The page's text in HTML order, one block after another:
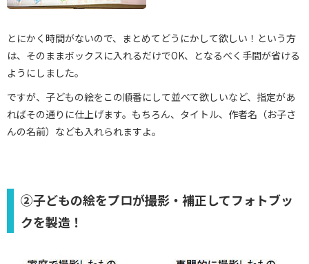
とにかく時間がないので、まとめてどうにかして欲しい！という方
は、そのままボックスに入れるだけでOK、となるべく手間が省ける
ようにしました。
ですが、子どもの絵をこの順番にして並べて欲しいなど、指定があ
ればその通りに仕上げます。もちろん、タイトル、作者名（お子さ
んの名前）なども入れられますよ。
②子どもの絵をプロが撮影・補正してフォトブッ
クを製造！